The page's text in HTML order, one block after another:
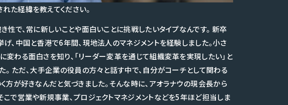
た経緯を教えてください。
性で、常に新しいことや面白いことに挑戦したいタイプなんです。 新卒
、中国と香港で6年間、現地法人のマネジメントを経験しました。小さ
わる面白さを知り、「リーダー変革を通じて組織変革を実現したい」と
ただ、大手企業の役員の方々と話す中で、自分がコーチとして関わる
方が好きなんだと気づきました。そんな時に、アオラナウの現会長から
で営業や新規事業、プロジェクトマネジメントなどを5年ほど担当しま